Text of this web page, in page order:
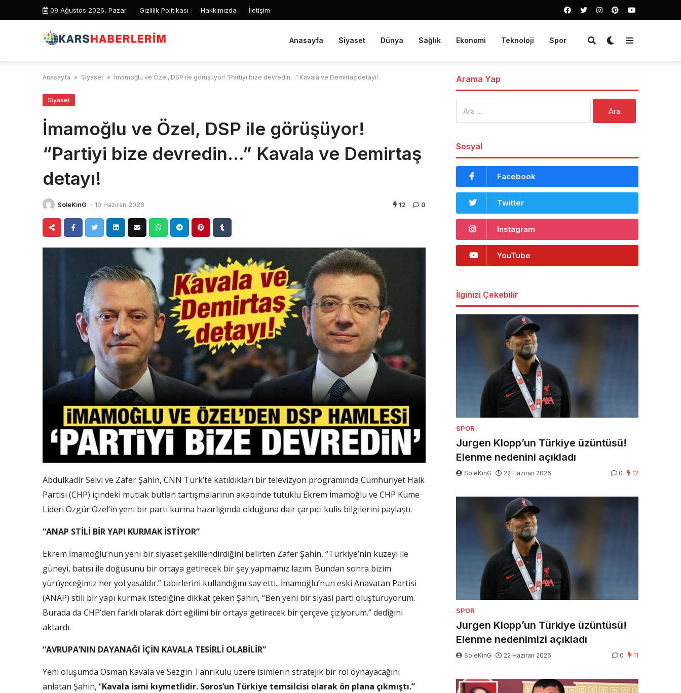
09 Ağustos 2026, Pazar Gizlilik Politikası Hakkımızda İletişim
Anasayfa Siyaset Dünya Sağlık Ekonomi Teknoloji Spor
Anasayfa » Siyaset » İmamoğlu ve Özel, DSP ile görüşüyor! “Partiyi bize devredin…” Kavala ve Demirtaş detayı!
Siyaset
İmamoğlu ve Özel, DSP ile görüşüyor!
“Partiyi bize devredin…” Kavala ve Demirtaş
detayı!
SoleKinG - 10 Haziran 2026 12 0
Abdulkadir Selvi ve Zafer Şahin, CNN Türk’te katıldıkları bir televizyon programında Cumhuriyet Halk
Partisi (CHP) içindeki mutlak butlan tartışmalarının akabinde tutuklu Ekrem İmamoğlu ve CHP Küme
Lideri Özgür Özel’in yeni bir parti kurma hazırlığında olduğuna dair çarpıcı kulis bilgilerini paylaştı.
“ANAP STİLİ BİR YAPI KURMAK İSTİYOR”
Ekrem İmamoğlu’nun yeni bir siyaset şekillendirdiğini belirten Zafer Şahin, “Türkiye’nin kuzeyi ile
güneyi, batısı ile doğusunu bir ortaya getirecek bir şey yapmamız lazım. Bundan sonra bizim
yürüyeceğimiz her yol yasaldır.” tabirlerini kullandığını sav etti.. İmamoğlu’nun eski Anavatan Partisi
(ANAP) stili bir yapı kurmak istediğine dikkat çeken Şahin, “Ben yeni bir siyasi parti oluşturuyorum.
Burada da CHP’den farklı olarak dört eğilimi bir ortaya getirecek bir çerçeve çiziyorum.” dediğini
aktardı.
“AVRUPA’NIN DAYANAĞI İÇİN KAVALA TESİRLİ OLABİLİR”
Yeni oluşumda Osman Kavala ve Sezgin Tanrıkulu üzere isimlerin stratejik bir rol oynayacağını
anlatan Şahin, “Kavala ismi kıymetlidir. Soros’un Türkiye temsilcisi olarak ön plana çıkmıştı.”
Arama Yap
Sosyal
Facebook
Twitter
Instagram
YouTube
İlginizi Çekebilir
SPOR
Jurgen Klopp’un Türkiye üzüntüsü!
Elenme nedenini açıkladı
SoleKinG 22 Haziran 2026 0 12
SPOR
Jurgen Klopp’un Türkiye üzüntüsü!
Elenme nedenimizi açıkladı
SoleKinG 22 Haziran 2026 0 11